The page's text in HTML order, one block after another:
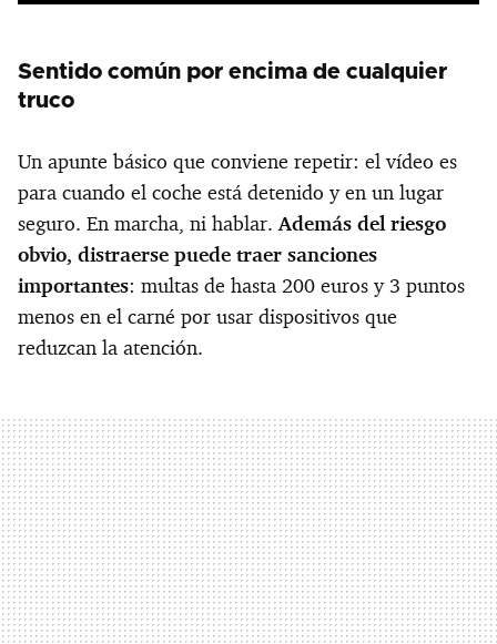
Sentido común por encima de cualquier
truco
Un apunte básico que conviene repetir: el vídeo es
para cuando el coche está detenido y en un lugar
seguro. En marcha, ni hablar.Además del riesgo
obvio, distraerse puede traer sanciones
importantes: multas de hasta 200 euros y 3 puntos
menos en el carné por usar dispositivos que
reduzcan la atención.